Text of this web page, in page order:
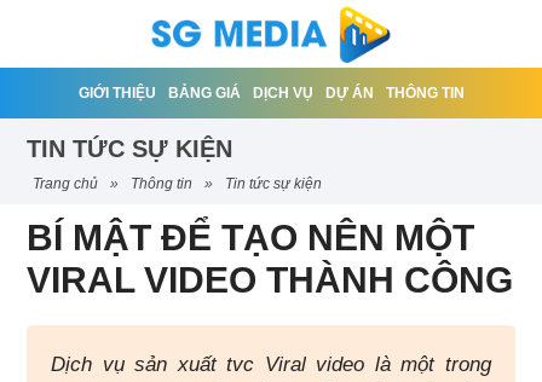
GIỚI THIỆU BẢNG GIÁ DỊCH VỤ DỰ ÁN THÔNG TIN
TIN TỨC SỰ KIỆN
trang chủ » thông tin » tin tức sự kiện
BÍ MẬT ĐỂ TẠO NÊN MỘT
VIRAL VIDEO THÀNH CÔNG
Dịch vụ sản xuất tvc Viral video là một trong